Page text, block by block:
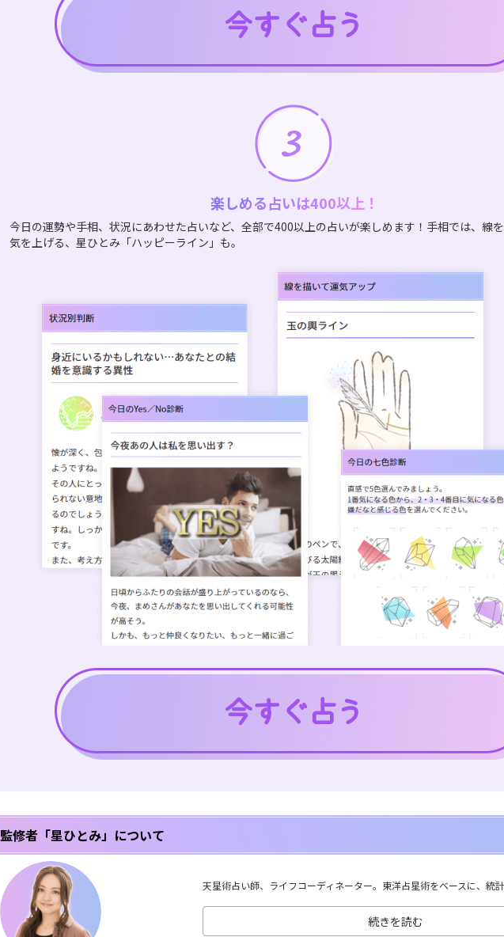
楽しめる占いは400以上！
今日の運勢や手相、状況にあわせた占いなど、全部で400以上の占いが楽しめます！手相では、線
気を上げる、星ひとみ「ハッピーライン」も。
監修者「星ひとみ」について
天星術占い師、ライフコーディネーター。東洋占星術をベースに、統
続きを読む